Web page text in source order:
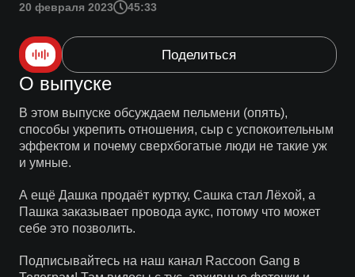
20 февраля 2023 45:33
Поделиться
О выпуске
В этом выпуске обсуждаем пельмени (опять),
способы укрепить отношения, сыр с успокоительным
эффектом и почему сверхбогатые люди не такие уж
и умные.
А ещё Дашка продаёт куртку, Сашка стал Лёхой, а
Пашка заказывает провода аукс, потому что может
себе это позволить.
Подписывайтесь на наш канал Raccoon Gang в